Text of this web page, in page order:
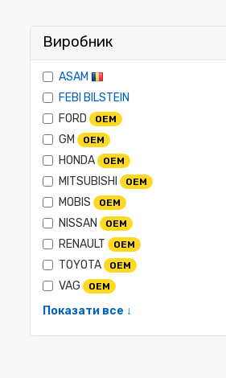
Виробник
ASAM
FEBI BILSTEIN
FORD
OEM
GM OEM
HONDA OEM
MITSUBISHI OEM
MOBIS OEM
NISSAN OEM
RENAULT OEM
TOYOTA OEM
VAG OEM
Показати все ↓